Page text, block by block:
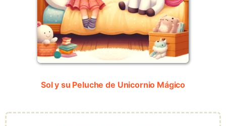
Sol y su Peluche de Unicornio Mágico